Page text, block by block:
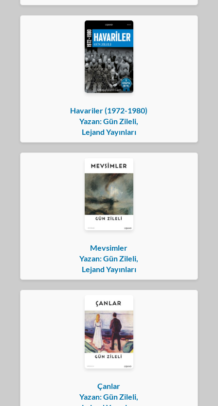
Havariler (1972-1980)
Yazan: Gün Zileli,
Lejand Yayınları
Mevsimler
Yazan: Gün Zileli,
Lejand Yayınları
Çanlar
Yazan: Gün Zileli,